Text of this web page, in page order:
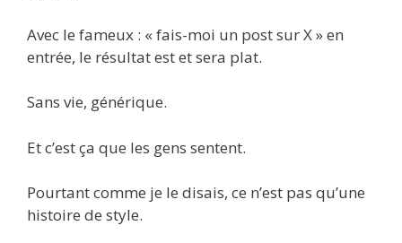
Avec le fameux : « fais-moi un post sur X » en
entrée, le résultat est et sera plat.
Sans vie, générique.
Et c’est ça que les gens sentent.
Pourtant comme je le disais, ce n’est pas qu’une
histoire de style.